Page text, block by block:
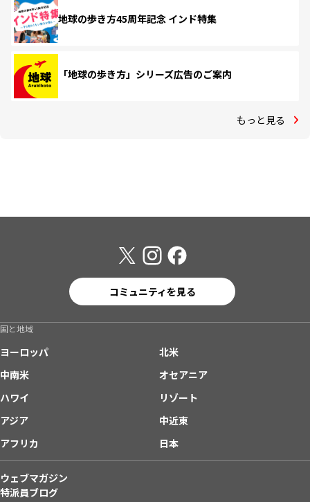
地球の歩き方45周年記念 インド特集
「地球の歩き方」シリーズ広告のご案内
もっと見る
コミュニティを見る
国と地域
ヨーロッパ
北米
中南米
オセアニア
ハワイ
リゾート
アジア
中近東
アフリカ
日本
ウェブマガジン
特派員ブログ